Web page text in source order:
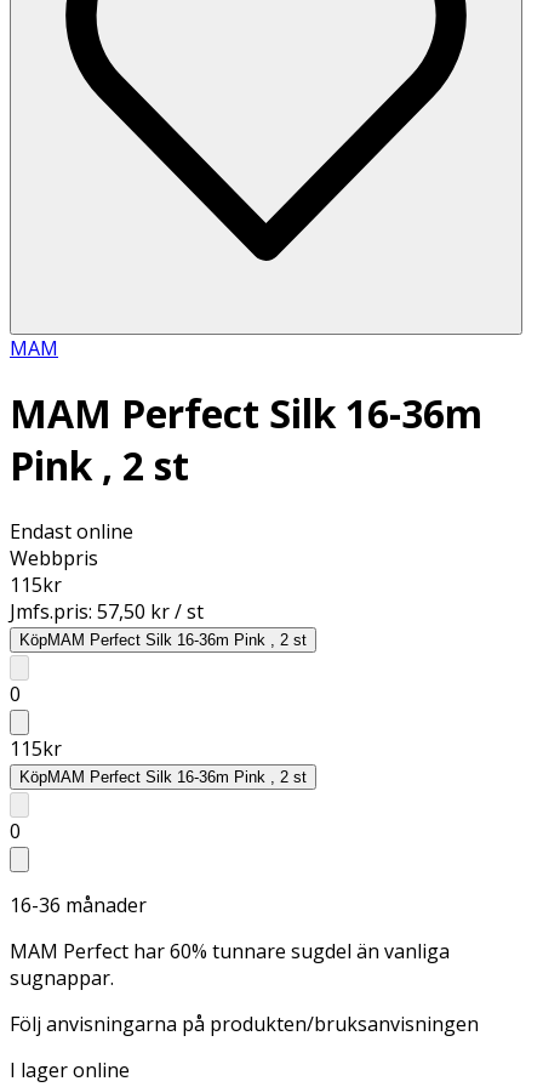
MAM
MAM Perfect Silk 16-36m
Pink , 2 st
Endast online
Webbpris
115kr
Jmfs.pris: 57,50 kr / st
KöpMAM Perfect Silk 16-36m Pink , 2 st
0
115kr
KöpMAM Perfect Silk 16-36m Pink , 2 st
0
16-36 månader
MAM Perfect har 60% tunnare sugdel än vanliga
sugnappar.
Följ anvisningarna på produkten/bruksanvisningen
I lager online